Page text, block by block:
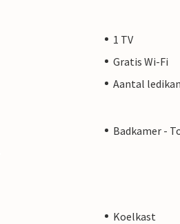
1 TV
Gratis Wi-Fi
Aantal
Badkamer -
Koelkast